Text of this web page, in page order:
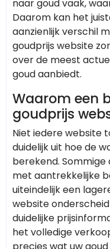
naar goud vaak,
Daarom kan het
aanzienlijk verschil
goudprijs website
over de meest
goud aanbiedt.
Waarom een
goudprijs
Niet iedere website
duidelijk uit hoe de
berekend.
met aantrekkelijke
uiteindelijk een
website
duidelijke
het volledige